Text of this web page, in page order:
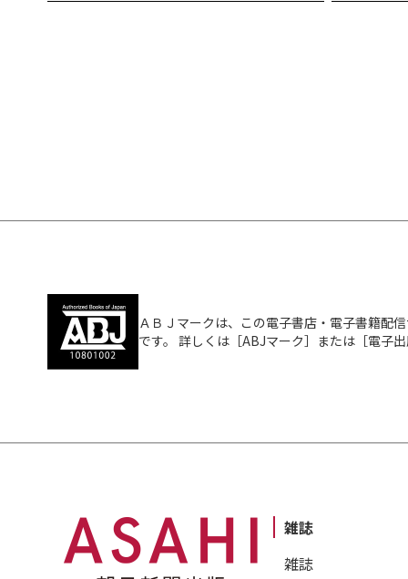
ＡＢＪマークは、この電子書店・電子書籍配
です。 詳しくは［ABJマーク］または［電子
雑誌
雑誌